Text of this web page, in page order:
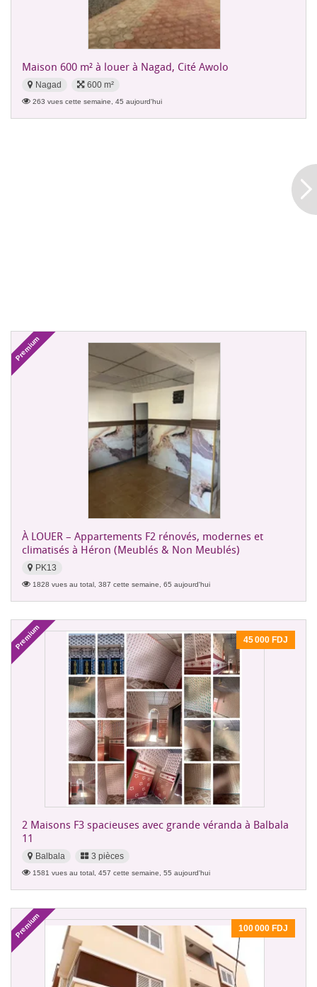
Maison 600 m² à louer à Nagad, Cité Awolo
Nagad 600 m²
263 vues cette semaine, 45 aujourd'hui
Premium
À LOUER – Appartements F2 rénovés, modernes et
climatisés à Héron (Meublés & Non Meublés)
PK13
1828 vues au total, 387 cette semaine, 65 aujourd'hui
Premium 45 000 FDJ
2 Maisons F3 spacieuses avec grande véranda à Balbala
11
Balbala 3 pièces
1581 vues au total, 457 cette semaine, 55 aujourd'hui
Premium 100 000 FDJ